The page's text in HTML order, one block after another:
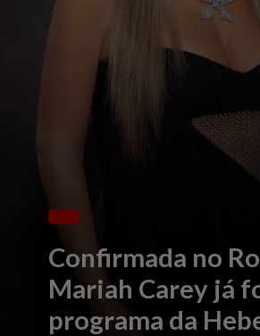
Confirmada no
Mariah Carey já
programa da